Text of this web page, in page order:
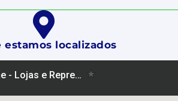
estamos localizados